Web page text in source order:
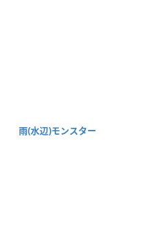
雨(水辺)モンスター